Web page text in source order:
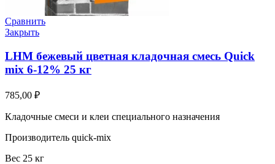
Сравнить
Закрыть
LHM бежевый цветная кладочная смесь Quick
mix 6-12% 25 кг
785,00 ₽
Кладочные смеси и клеи специального назначения
Производитель quick-mix
Вес 25 кг